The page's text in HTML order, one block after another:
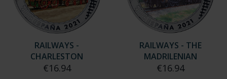
RAILWAYS -
CHARLESTON
€16.94
RAILWAYS - THE
MADRILENIAN
€16.94